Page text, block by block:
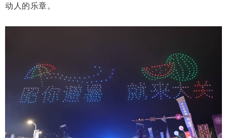
动人的乐章。